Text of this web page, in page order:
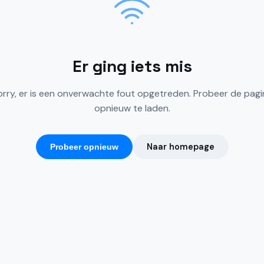
Er ging iets mis
er is een onverwachte fout opgetreden. Probeer de
opnieuw te laden.
Probeer opnieuw Naar homepage